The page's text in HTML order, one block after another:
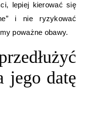
lepiej kierować się
i nie ryzykować
poważne obawy.
jego datę